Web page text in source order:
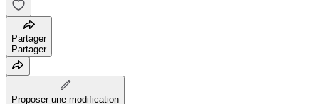
Partager
Partager
Proposer une modification